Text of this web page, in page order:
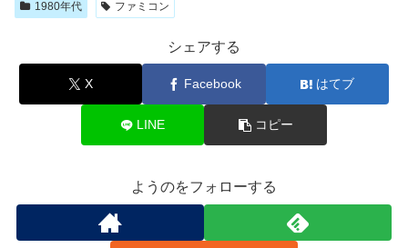
1980年代 ファミコン
シェアする
X Facebook はてブ
LINE コピー
ようのをフォローする